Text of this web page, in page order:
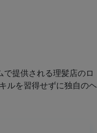
提供される理髪店のロ
ルを習得せずに独自のヘ